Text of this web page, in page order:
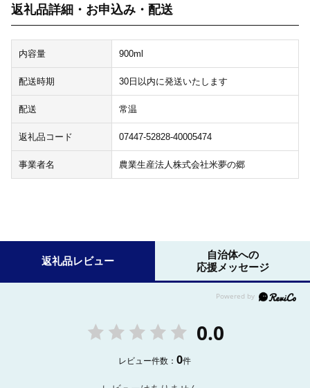
返礼品詳細・お申込み・配送
内容量 900ml
配送時期 30日以内に発送いたします
配送 常温
返礼品コード 07447-52828-40005474
事業者名 農業生産法人株式会社米夢の郷
返礼品レビュー
自治体への
応援メッセージ
0.0
レビュー件数：0件